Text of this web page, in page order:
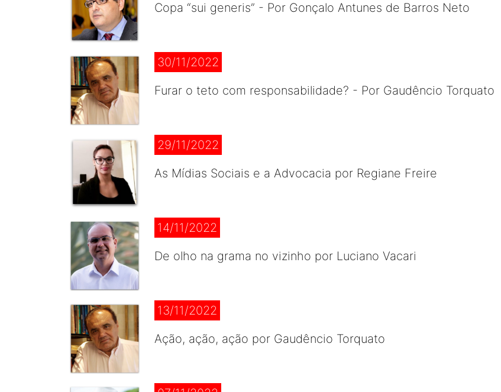
Copa “sui generis” - Por Gonçalo Antunes de Barros Neto
30/11/2022
Furar o teto com responsabilidade? - Por Gaudêncio Torquato
29/11/2022
As Mídias Sociais e a Advocacia por Regiane Freire
14/11/2022
De olho na grama no vizinho por Luciano Vacari
13/11/2022
Ação, ação, ação por Gaudêncio Torquato